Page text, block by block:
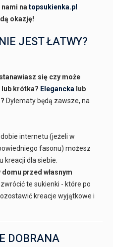
nami natopsukienka.pl
okazję!
JEST ŁATWY?
się czy może
lub krótka? Elegancka lub
Dylematy będą zawsze, na
internetu (jeżeli w
fasonu) możesz
kreacji dla siebie.
przed własnym
te sukienki - które po
kreacje wyjątkowe i
DOBRANA